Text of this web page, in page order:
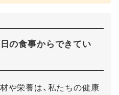
の食事からできてい
や栄養は、私たちの健康